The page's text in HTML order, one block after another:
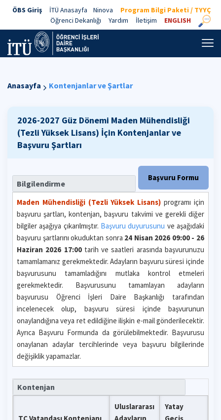
ÖBS Giriş İTÜ Anasayfa Ninova
Program Bilgi Paketi / TYYÇ
Öğrenci Dekanlığı
Yardım İletişim ENGLISH
Anasayfa Kontenjanlar ve Şartlar
2026-2027 Güz Dönemi Maden Mühendisliği
(Tezli Yüksek Lisans) İçin Kontenjanlar ve
Başvuru Şartları
Başvuru Formu
Bilgilendirme
Maden Mühendisliği (Tezli Yüksek Lisans) programı için
başvuru şartları, kontenjan, başvuru takvimi ve gerekli diğer
bilgiler aşağıya çıkarılmıştır. Başvuru duyurusunu ve aşağıdaki
başvuru şartlarını okuduktan sonra 24 Nisan 2026 09:00 - 26
Haziran 2026 17:00tarih ve saatleri arasında başvurunuzu
tamamlamanız gerekmektedir. Adayların başvuru süresi içinde
başvurusunu tamamladığını mutlaka kontrol etmeleri
gerekmektedir. Başvurusunu tamamlayan adayların
başvurusu Öğrenci İşleri Daire Başkanlığı tarafından
incelenecek olup, başvuru süresi içinde başvurunun
onaylandığına veya ret edildiğine ilişkin e-mail gönderilecektir.
Ayrıca Başvuru Formunda da görülebilmektedir. Başvurusu
onaylanan adaylar tercihlerinde veya başvuru bilgilerinde
değişiklik yapamazlar.
Kontenjan
Uluslararası
Yatay